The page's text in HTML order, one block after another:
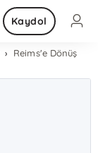
Kaydol
Reims'e Dönüş